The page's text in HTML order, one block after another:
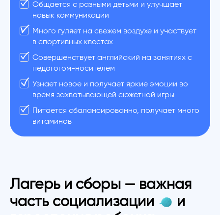
Общается с разными детьми и улучшает
навык коммуникации
Много гуляет на свежем воздухе и участвует
в спортивных квестах
Совершенствует английский на занятиях с
педагогом-носителем
Узнает новое и получает яркие эмоции во
время захватывающей сюжетной игры
Питается сбалансированно, получает много
витаминов
Лагерь и сборы — важная
часть социализации
и